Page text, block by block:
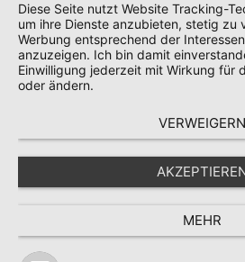
Diese Seite nutzt Website Tracking-
um ihre Dienste anzubieten, stetig zu
Werbung entsprechend der
anzuzeigen. Ich bin damit
Einwilligung jederzeit mit Wirkung für
oder ändern.
VERWEIGERN
MEHR